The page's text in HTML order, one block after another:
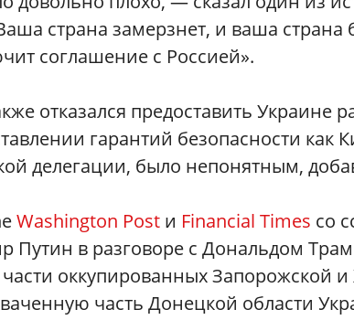
страна замерзнет, и ваша страна
соглашение с Россией».
отказался предоставить Украине
гарантий безопасности как
делегации, было непонятным,
Washington Post и Financial Times со
Путин в разговоре с Дональдом
части оккупированных Запорожской
часть Донецкой области